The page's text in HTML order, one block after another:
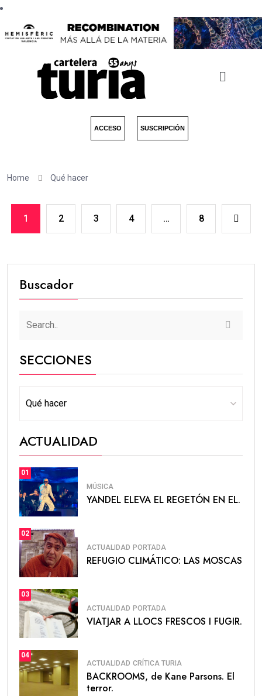
ACCESO SUSCRIPCIÓN
Home Qué hacer
1 2 3 4 … 8
Buscador
SECCIONES
ACTUALIDAD
01
MÚSICA
YANDEL ELEVA EL REGETÓN EN EL.
02
ACTUALIDAD PORTADA
REFUGIO CLIMÁTICO: LAS MOSCAS
03
ACTUALIDAD PORTADA
VIATJAR A LLOCS FRESCOS I FUGIR.
04
ACTUALIDAD CRÍTICA TURIA
BACKROOMS, de Kane Parsons. El
terror.